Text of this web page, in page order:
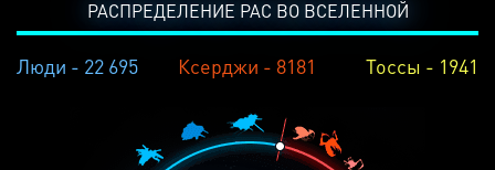
РАСПРЕДЕЛЕНИЕ РАС ВО ВСЕЛЕННОЙ
Люди - 22 695 Ксерджи - 8181 Тоссы - 1941